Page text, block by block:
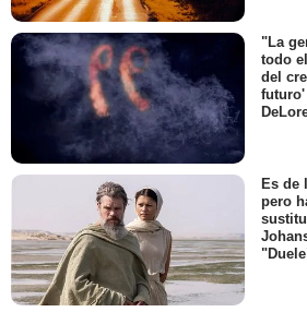
"La
todo
del
futuro'
Es de
pero